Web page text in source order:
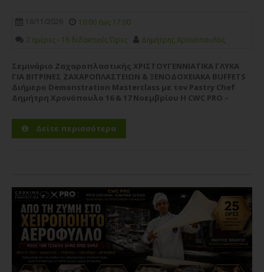
16/11/2026
10:00 έως 17:00
2 ημέρες - 16 διδακτικές Ώρες
Δημήτρης Χρονόπουλος
Σεμινάριο Ζαχαροπλαστικής ΧΡΙΣΤΟΥΓΕΝΝΙΑΤΙΚΑ ΓΛΥΚΑ
ΓΙΑ ΒΙΤΡΙΝΕΣ ΖΑΧΑΡΟΠΛΑΣΤΕΙΩΝ & ΞΕΝΟΔΟΧΕΙΑΚΑ BUFFETS
Διήμερο Demonstration Masterclass με τον Pastry Chef
Δημήτρη Χρονόπουλο 16 & 17 Νοεμβρίου Η CWC PRO –
Chef Δημήτρη Χρονόπουλο σε ένα υψηλού επιπέδου...
ΠερισσότεραΔείτε περισσότερα